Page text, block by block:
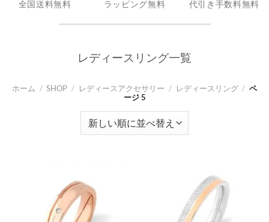
全国送料無料 ラッピング無料 代引き手数料無料
レディースリング一覧
ホーム / SHOP / レディースアクセサリー / レディースリング / ペ
ージ 5